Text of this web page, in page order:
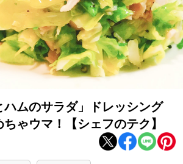
ハムのサラダ」ドレッシング
ゃウマ！【シェフのテク】